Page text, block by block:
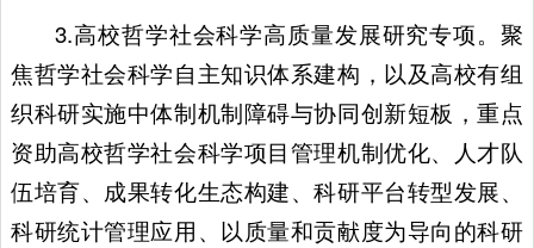
3.高校哲学社会科学高质量发展研究专项。聚
焦哲学社会科学自主知识体系建构，以及高校有组
织科研实施中体制机制障碍与协同创新短板，重点
资助高校哲学社会科学项目管理机制优化、人才队
伍培育、成果转化生态构建、科研平台转型发展、
科研统计管理应用、以质量和贡献度为导向的科研